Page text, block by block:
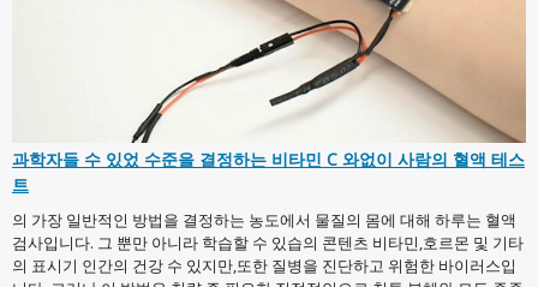
과학자들 수 있었 수준을 결정하는 비타민 C 와없이 사람의 혈액 테스
트
의 가장 일반적인 방법을 결정하는 농도에서 물질의 몸에 대해 하루는 혈액
검사입니다. 그 뿐만 아니라 학습할 수 있습의 콘텐츠 비타민,호르몬 및 기타
의 표시기 인간의 건강 수 있지만,또한 질병을 진단하고 위험한 바이러스입